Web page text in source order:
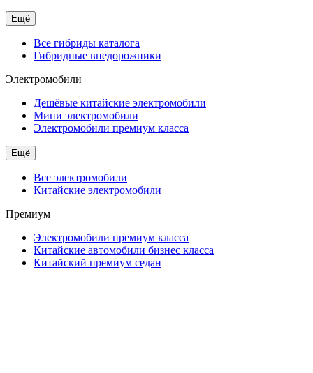
Ещё
Все гибриды каталога
Гибридные внедорожники
Электромобили
Дешёвые китайские электромобили
Мини электромобили
Электромобили премиум класса
Ещё
Все электромобили
Китайские электромобили
Премиум
Электромобили премиум класса
Китайские автомобили бизнес класса
Китайский премиум седан